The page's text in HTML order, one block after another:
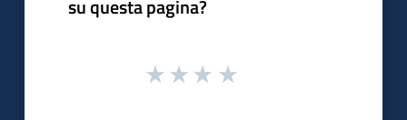
su questa pagina?